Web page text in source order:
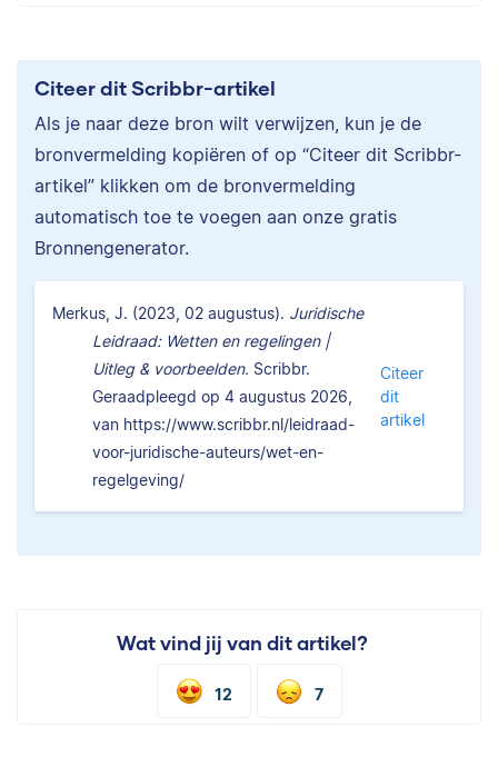
Citeer dit Scribbr-artikel
Als je naar deze bron wilt verwijzen, kun je de
bronvermelding kopiëren of op “Citeer dit Scribbr-
artikel” klikken om de bronvermelding
automatisch toe te voegen aan onze gratis
Bronnengenerator.
Merkus, J. (2023, 02 augustus). Juridische
Leidraad: Wetten en regelingen |
Uitleg & voorbeelden. Scribbr.
Geraadpleegd op 4 augustus 2026,
van https://www.scribbr.nl/leidraad-
voor-juridische-auteurs/wet-en-
regelgeving/
Citeer
dit
artikel
Wat vind jij van dit artikel?
12 7